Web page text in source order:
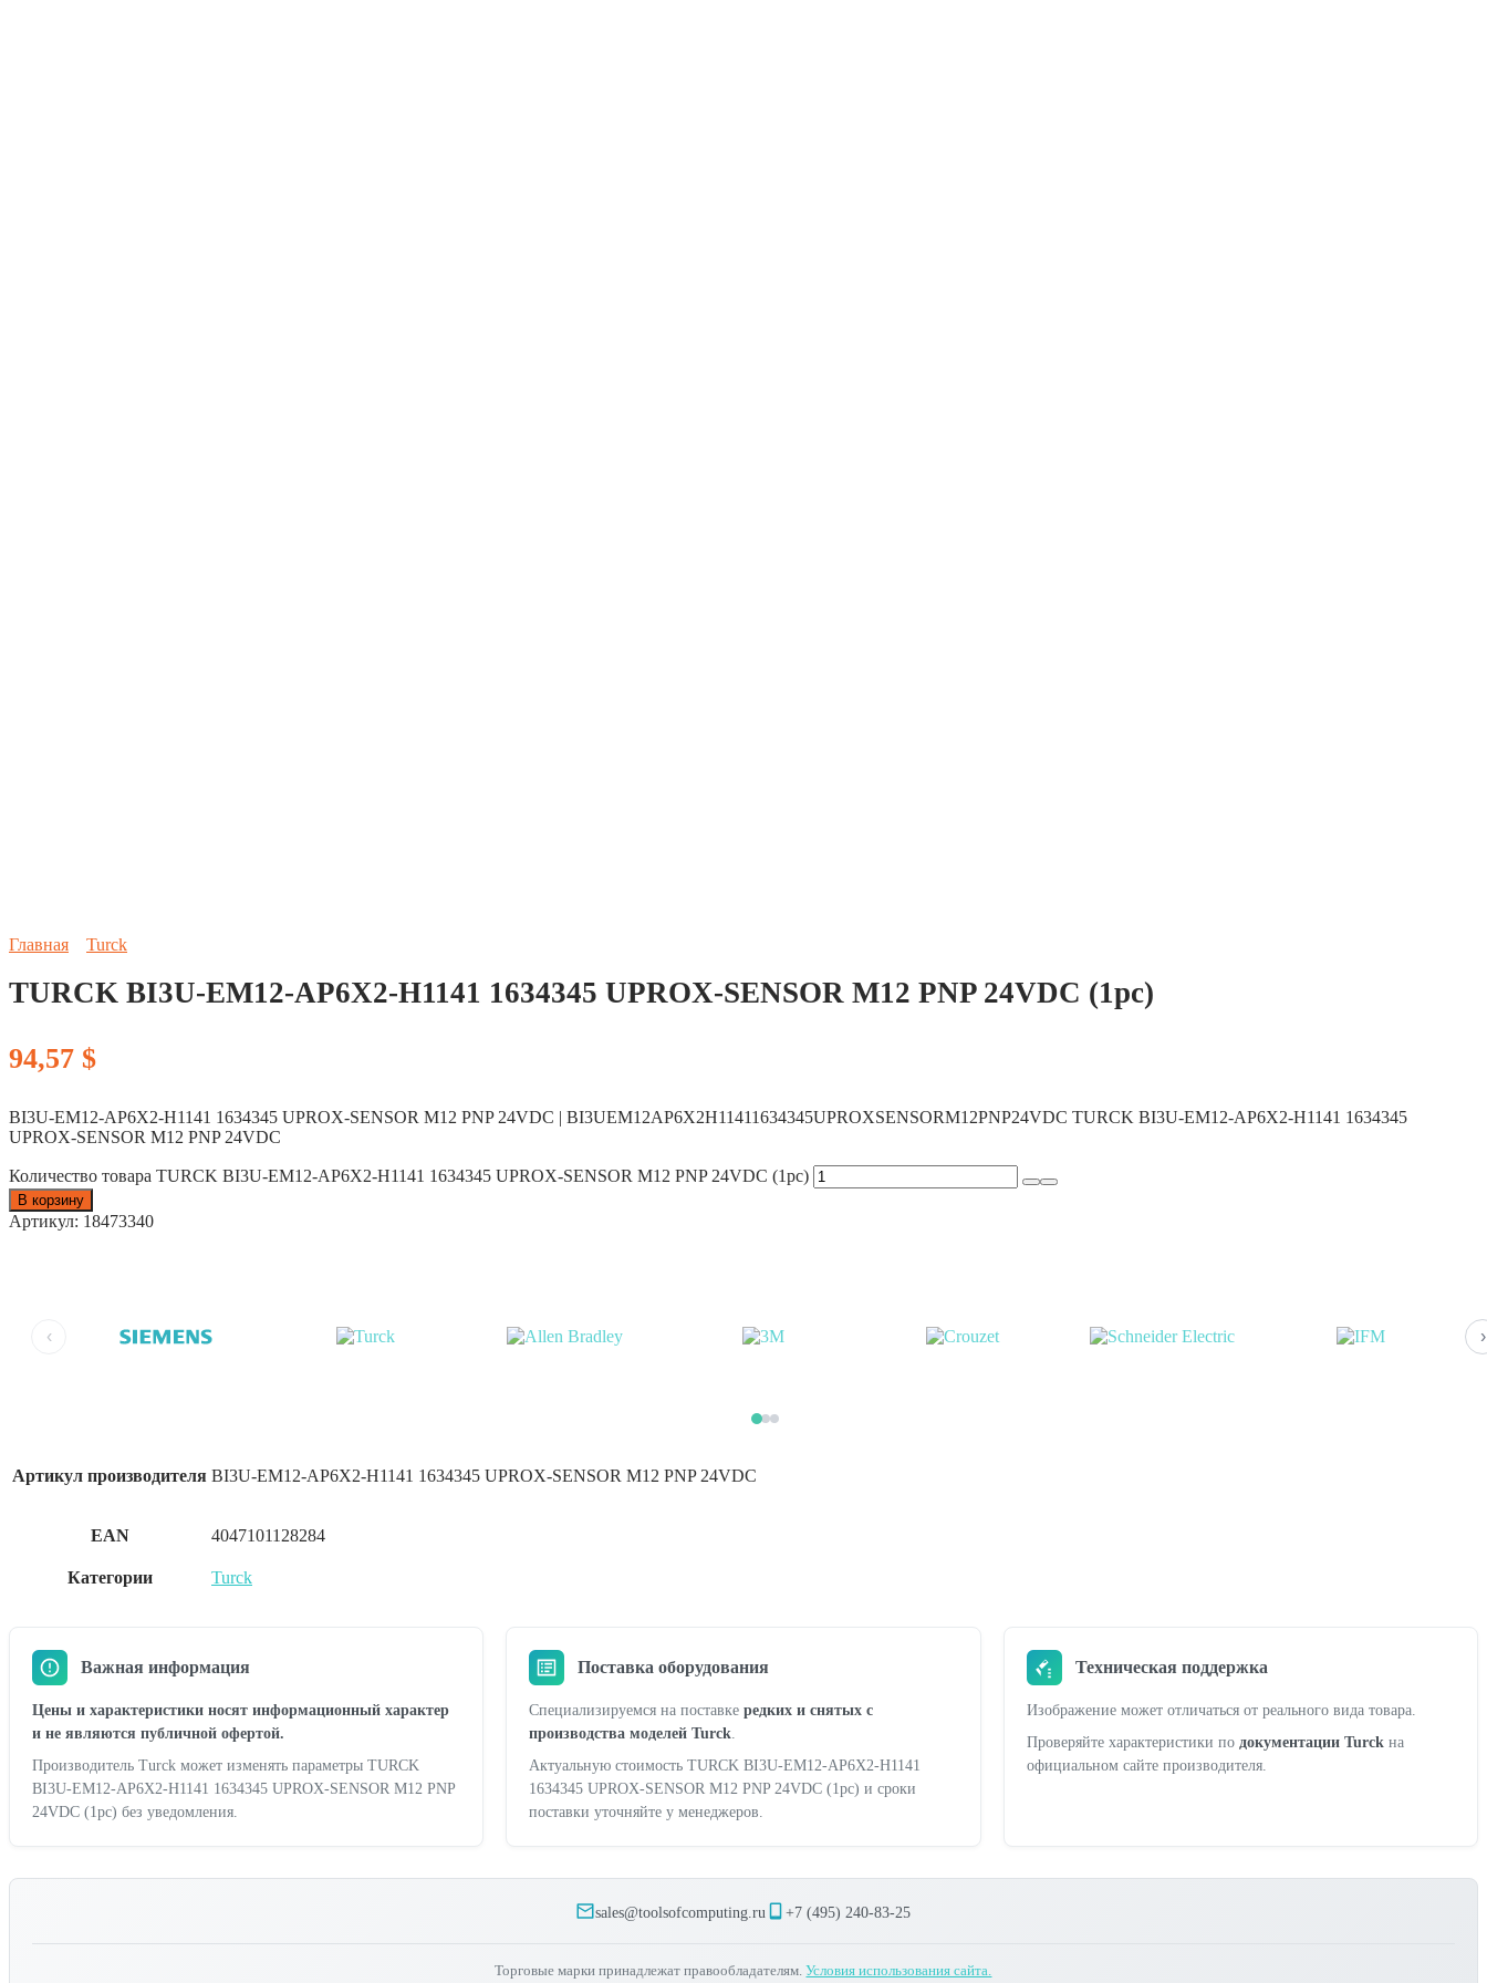
Главная Turck
TURCK BI3U-EM12-AP6X2-H1141 1634345 UPROX-SENSOR M12 PNP 24VDC (1pc)
94,57 $
BI3U-EM12-AP6X2-H1141 1634345 UPROX-SENSOR M12 PNP 24VDC | BI3UEM12AP6X2H11411634345UPROXSENSORM12PNP24VDC TURCK BI3U-EM12-AP6X2-H1141 1634345
UPROX-SENSOR M12 PNP 24VDC
Количество товара TURCK BI3U-EM12-AP6X2-H1141 1634345 UPROX-SENSOR M12 PNP 24VDC (1pc)
В корзину
Артикул: 18473340
‹ ›
Артикул производителя BI3U-EM12-AP6X2-H1141 1634345 UPROX-SENSOR M12 PNP 24VDC
EAN 4047101128284
Категории Turck
Важная информация
Цены и характеристики носят информационный характер
и не являются публичной офертой.
Производитель Turck может изменять параметры TURCK
BI3U-EM12-AP6X2-H1141 1634345 UPROX-SENSOR M12 PNP
24VDC (1pc) без уведомления.
Поставка оборудования
Специализируемся на поставкередких и снятых с
производства моделей Turck
Актуальную стоимость TURCK BI3U-EM12-AP6X2-H1141
1634345 UPROX-SENSOR M12 PNP 24VDC (1pc) и сроки
поставки уточняйте у менеджеров.
Техническая поддержка
Изображение может отличаться от реального вида товара.
Проверяйте характеристики по документации Turck на
официальном сайте производителя.
sales@toolsofcomputing.ru +7 (495) 240-83-25
Торговые марки принадлежат правообладателям.Условия использования сайта.